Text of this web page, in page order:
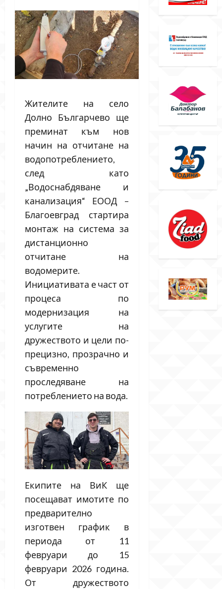
Жителите на село
Долно Българчево ще
преминат към нов
начин на отчитане на
водопотреблението,
след като
„Водоснабдяване и
канализация“ ЕООД –
Благоевград стартира
монтаж на система за
дистанционно
отчитане на
водомерите.
Инициативата е част от
процеса по
модернизация на
услугите на
дружеството и цели по-
прецизно, прозрачно и
съвременно
проследяване на
потреблението на вода.
Екипите на ВиК ще
посещават имотите по
предварително
изготвен график в
периода от 11
февруари до 15
февруари 2026 година.
От дружеството